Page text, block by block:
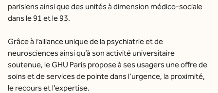
parisiens ainsi que des unités à dimension médico-sociale
dans le 91 et le 93.
Grâce à l’alliance unique de la psychiatrie et de
neurosciences ainsi qu’à son activité universitaire
soutenue, le GHU Paris propose à ses usagers une offre de
soins et de services de pointe dans l’urgence, la proximité,
le recours et l’expertise.